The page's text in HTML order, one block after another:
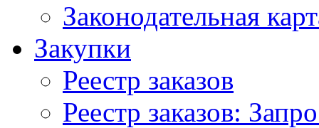
Законодательная
Закупки
Реестр заказов
Реестр заказов: